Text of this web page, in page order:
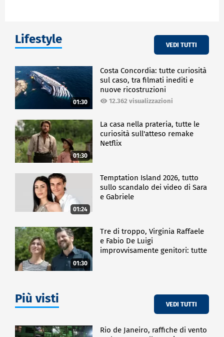
Lifestyle VEDI TUTTI
01:30
Costa Concordia: tutte curiosità
sul caso, tra filmati inediti e
nuove ricostruzioni
12.362 visualizzazioni
01:30
La casa nella prateria, tutte le
curiosità sull'atteso remake
Netflix
01:24
Temptation Island 2026, tutto
sullo scandalo dei video di Sara
e Gabriele
01:30
Tre di troppo, Virginia Raffaele
e Fabio De Luigi
improvvisamente genitori: tutte
Più visti VEDI TUTTI
Rio de Janeiro, raffiche di vento